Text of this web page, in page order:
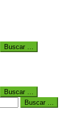
Buscar …
Buscar …
Buscar …